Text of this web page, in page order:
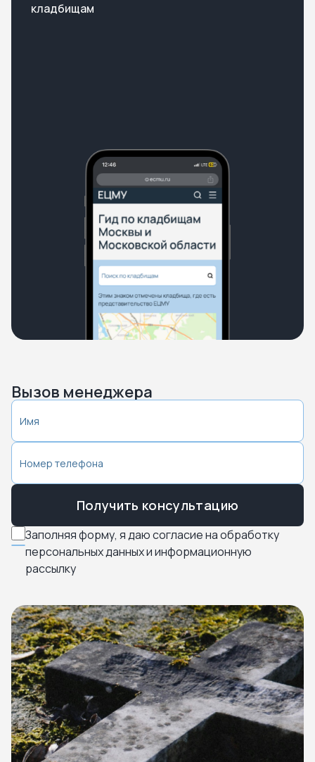
кладбищам
Вызов менеджера
Заполняя форму, я даю согласие на обработку
персональных данных и информационную
рассылку
Получить консультацию